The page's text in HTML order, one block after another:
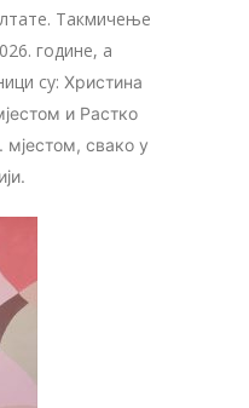
Такмичење
године, а
су: Христина
и Растко
мјестом, свако у